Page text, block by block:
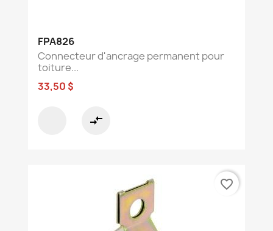
FPA826
Connecteur d'ancrage permanent pour
toiture...
33,50 $
compare_arrows
favorite_border